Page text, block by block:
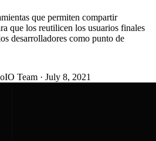
que permiten compartir
que los reutilicen los usuarios finales
desarrolladores como punto de
Team · July 8, 2021